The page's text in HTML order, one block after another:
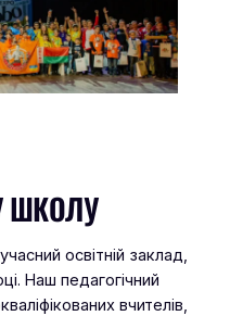
ШКОЛУ
освітній заклад,
Наш педагогічний
вчителів,